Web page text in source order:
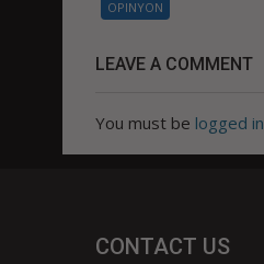
OPINYON
LEAVE A COMMENT
You must be logged in
CONTACT US